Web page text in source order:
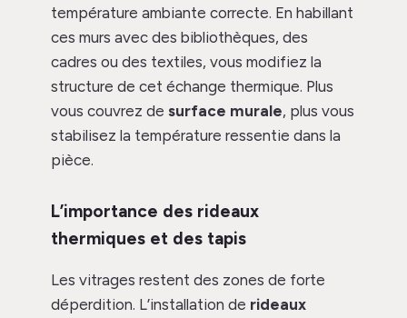
température ambiante correcte. En habillant
ces murs avec des bibliothèques, des
cadres ou des textiles, vous modifiez la
structure de cet échange thermique. Plus
vous couvrez de surface murale, plus vous
stabilisez la température ressentie dans la
pièce.
L’importance des rideaux
thermiques et des tapis
Les vitrages restent des zones de forte
déperdition. L’installation de rideaux